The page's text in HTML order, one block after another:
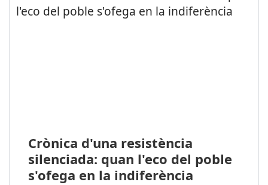
Crònica d'una resistència
silenciada: quan l'eco del poble
s'ofega en la indiferència